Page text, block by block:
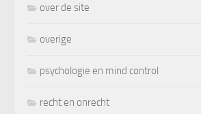
over de site
overige
psychologie en mind control
recht en onrecht